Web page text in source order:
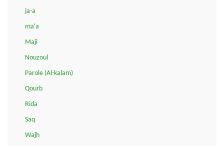
ja-a
ma'a
Maji
Nouzoul
Parole (Al-kalam)
Qourb
Rida
Saq
Wajh